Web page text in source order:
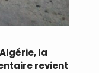
la
revient